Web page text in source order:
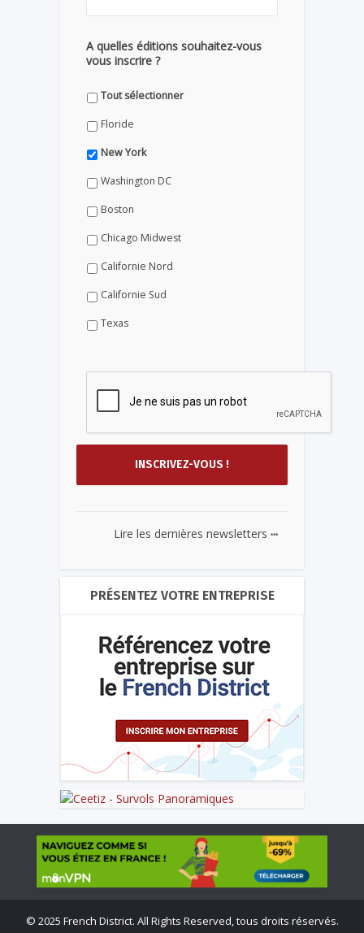
A quelles éditions souhaitez-vous
vous inscrire ?
Tout sélectionner
Floride
New York
Washington DC
Boston
Chicago Midwest
Californie Nord
Californie Sud
Texas
Lire les dernières newsletters ...
PRÉSENTEZ VOTRE ENTREPRISE
© 2025 French District. All Rights Reserved, tous droits réservés.